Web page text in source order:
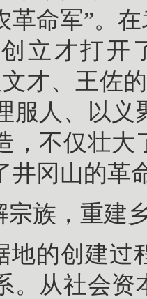
革命军”。
立才打开
才、王佐
服人、以义
，不仅壮大
井冈山的革
宗族，重建
地的创建过
。从社会